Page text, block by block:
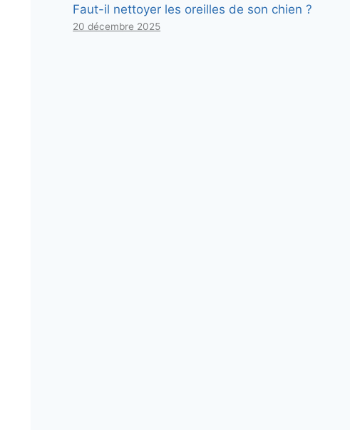
Faut-il nettoyer les oreilles de son chien ?
20 décembre 2025